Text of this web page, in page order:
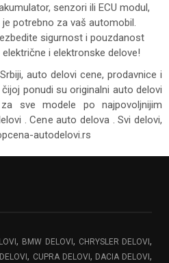
senzori ili ECU modul,
potrebno za vaš automobil.
sigurnost i pouzdanost
i elektronske delove!
auto delovi cene, prodavnice i
ponudi su originalni auto delovi
sve modele po najpovoljnijim
. Cene auto delova . Svi delovi,
autodelovi.rs
, BMW DELOVI, CHRYSLER DELOVI,
, CUPRA DELOVI, DACIA DELOVI,